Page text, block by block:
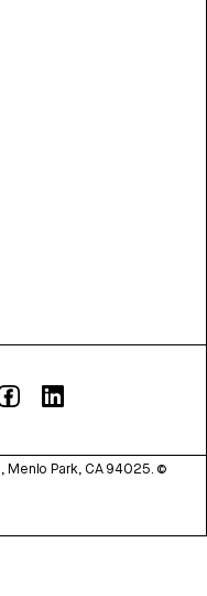
Menlo Park, CA 94025. ©